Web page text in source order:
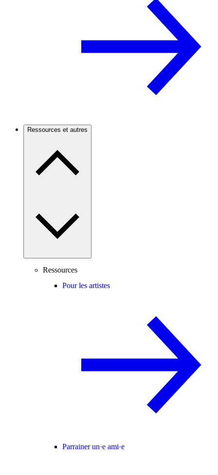
Ressources et autres
Ressources
Pour les artistes
Parrainer un·e ami·e